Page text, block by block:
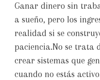
Ganar dinero sin
a sueño, pero los
realidad si se
paciencia.No se trata
crear sistemas que
cuando no estás